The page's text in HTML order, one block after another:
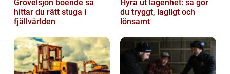
Grövelsjön boende så
hittar du rätt stuga i
fjällvärlden
Hyra ut lägenhet: så gör
du tryggt, lagligt och
lönsamt